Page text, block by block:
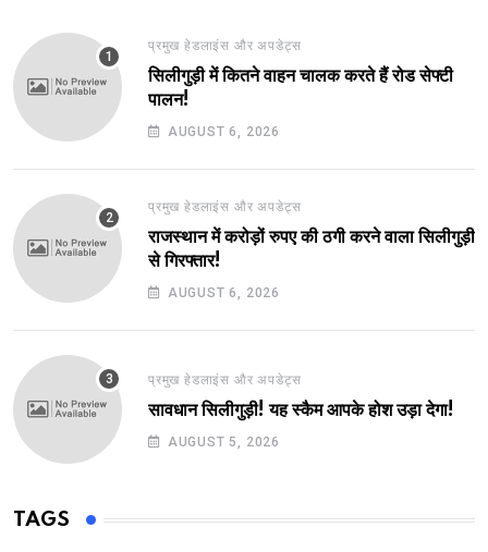
प्रमुख हेडलाइंस और अपडेट्स
सिलीगुड़ी में कितने वाहन चालक करते हैं रोड सेफ्टी
पालन!
AUGUST 6, 2026
प्रमुख हेडलाइंस और अपडेट्स
राजस्थान में करोड़ों रुपए की ठगी करने वाला सिलीगुड़ी
से गिरफ्तार!
AUGUST 6, 2026
प्रमुख हेडलाइंस और अपडेट्स
सावधान सिलीगुड़ी! यह स्कैम आपके होश उड़ा देगा!
AUGUST 5, 2026
TAGS